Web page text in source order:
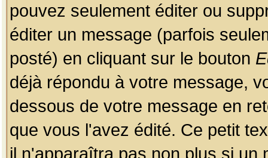
pouvez seulement éditer ou
éditer un message (parfois
posté) en cliquant sur le bouton
déjà répondu à votre message,
dessous de votre message en
que vous l'avez édité. Ce petit
il n'apparaîtra pas non plus si un